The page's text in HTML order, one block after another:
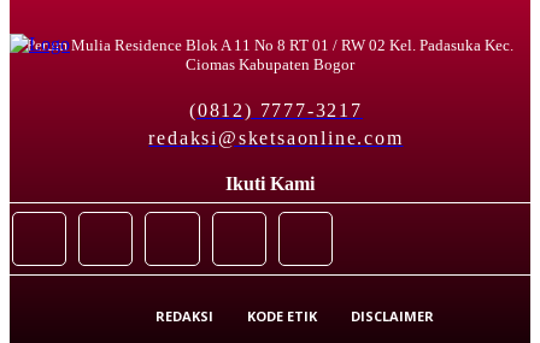
Perum Mulia Residence Blok A 11 No 8 RT 01 / RW 02 Kel. Padasuka Kec.
Ciomas Kabupaten Bogor
(0812) 7777-3217
redaksi@sketsaonline.com
Ikuti Kami
REDAKSI KODE ETIK DISCLAIMER